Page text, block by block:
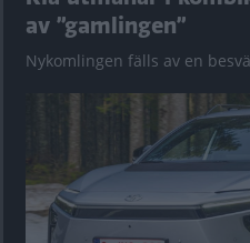
av ”gamlingen”
Nykomlingen fälls av en